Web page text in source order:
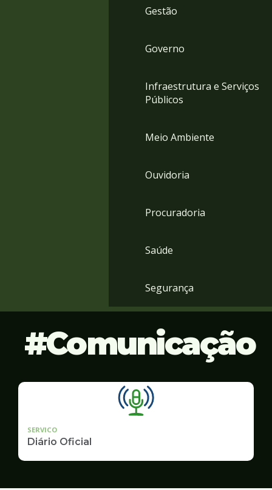
Gestão
Governo
Infraestrutura e Serviços
Públicos
Meio Ambiente
Ouvidoria
Procuradoria
Saúde
Segurança
Comunicação
SERVICO
Diário Oficial